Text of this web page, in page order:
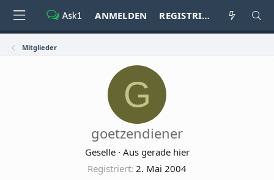
ANMELDEN REGISTRIEREN
Mitglieder
G
goetzendiener
Geselle · Aus gerade hier
Registriert 2. Mai 2004